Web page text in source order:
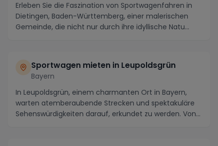
Erleben Sie die Faszination von Sportwagenfahren in
Dietingen, Baden-Württemberg, einer malerischen
Gemeinde, die nicht nur durch ihre idyllische Natu...
Sportwagen mieten in Leupoldsgrün
Bayern
In Leupoldsgrün, einem charmanten Ort in Bayern,
warten atemberaubende Strecken und spektakuläre
Sehenswürdigkeiten darauf, erkundet zu werden. Von